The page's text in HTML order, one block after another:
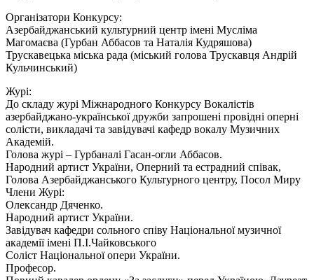
Організатори Конкурсу:
Азербайджанський культурний центр імені Мусліма
Магомаєва (Гурбан Аббасов та Наталія Кудряшова)
Трускавецька міська рада (міський голова Трускавця Андрій
Кульчинський)
Журі:
До складу журі Міжнародного Конкурсу Вокалістів
азербайджано-української дружби запрошені провідні оперні
солісти, викладачі та завідувачі кафедр вокалу Музичних
Академій.
Голова журі – Гурбаналі Гасан-огли Аббасов.
Народний артист України, Оперний та естрадний співак,
Голова Азербайджанського Культурного центру, Посол Миру
Члени Журі:
Олександр Дяченко.
Народний артист України.
Завідувач кафедри сольного співу Національної музичної
академії імені П.І.Чайковського
Соліст Національної опери України.
Професор.